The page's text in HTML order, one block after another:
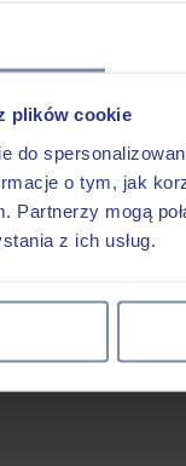
plików cookie
do
o tym, jak
Partnerzy mogą
z ich usług.